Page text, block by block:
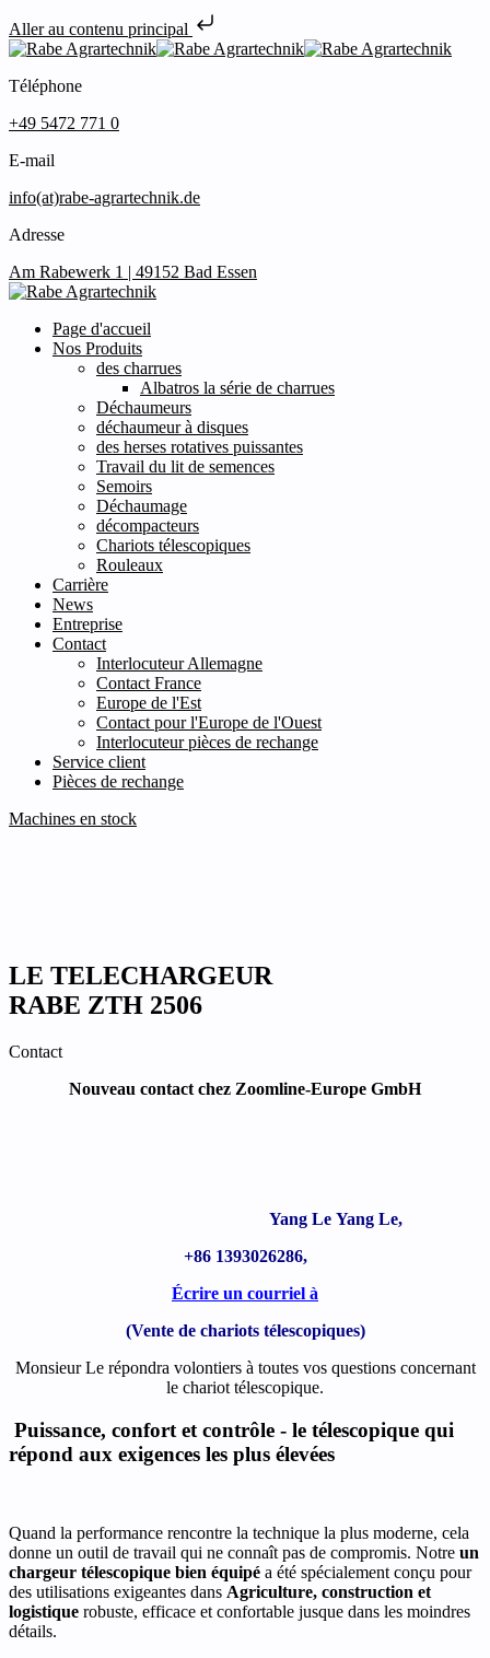
Aller au contenu principal
Téléphone
+49 5472 771 0
E-mail
info(at)rabe-agrartechnik.de
Adresse
Am Rabewerk 1 | 49152 Bad Essen
Page d'accueil
Nos Produits
des charrues
Albatros la série de charrues
Déchaumeurs
déchaumeur à disques
des herses rotatives puissantes
Travail du lit de semences
Semoirs
Déchaumage
décompacteurs
Chariots télescopiques
Rouleaux
Carrière
News
Entreprise
Contact
Interlocuteur Allemagne
Contact France
Europe de l'Est
Contact pour l'Europe de l'Ouest
Interlocuteur pièces de rechange
Service client
Pièces de rechange
Machines en stock
LE TELECHARGEUR
RABE ZTH 2506
Contact
Nouveau contact chez Zoomline-Europe GmbH
Yang Le Yang Le,
+86 1393026286,
Écrire un courriel à
(Vente de chariots télescopiques)
Monsieur Le répondra volontiers à toutes vos questions concernant
le chariot télescopique.
Puissance, confort et contrôle - le télescopique qui
répond aux exigences les plus élevées
Quand la performance rencontre la technique la plus moderne, cela
donne un outil de travail qui ne connaît pas de compromis. Notre un
chargeur télescopique bien équipé a été spécialement conçu pour
des utilisations exigeantes dans Agriculture, construction et
logistique robuste, efficace et confortable jusque dans les moindres
détails.